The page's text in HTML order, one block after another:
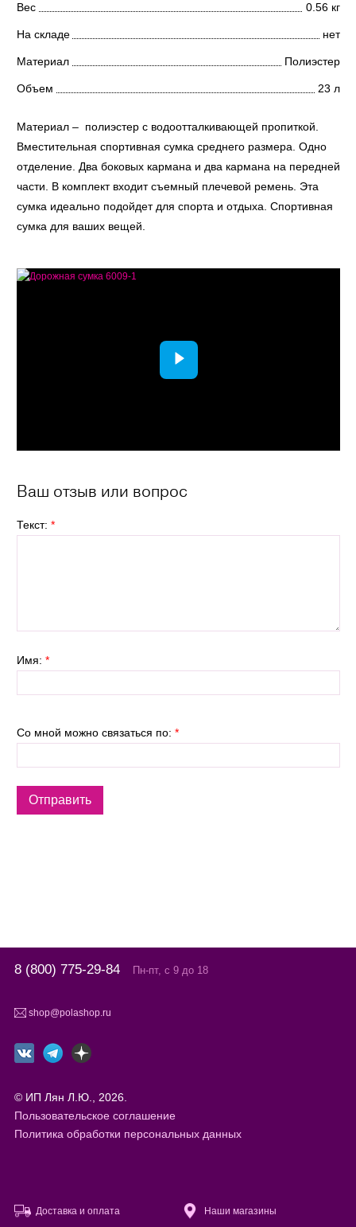
Вес 0.56 кг
На складе нет
Материал Полиэстер
Объем 23 л
Материал – полиэстер с водоотталкивающей пропиткой.
Вместительная спортивная сумка среднего размера. Одно
отделение. Два боковых кармана и два кармана на передней
части. В комплект входит съемный плечевой ремень. Эта
сумка идеально подойдет для спорта и отдыха. Спортивная
сумка для ваших вещей.
Ваш отзыв или вопрос
Текст: *
Имя: *
Со мной можно связаться по: *
8 (800) 775-29-84 Пн-пт, с 9 до 18
shop@polashop.ru
© ИП Лян Л.Ю., 2026.
Пользовательское соглашение
Политика обработки персональных данных
Доставка и оплата Наши магазины